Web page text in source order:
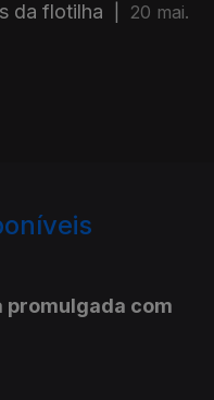
da flotilha
20 mai.
promulgada com